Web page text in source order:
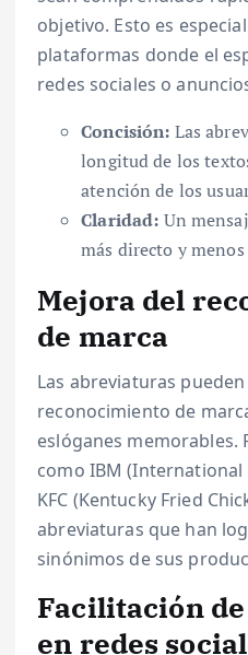
objetivo. Esto es
plataformas donde el
redes sociales o
Concisión: Las
longitud de los
atención de los
Claridad: Un
más directo y
Mejora del
de marca
Las abreviaturas
reconocimiento de
eslóganes memorables.
como IBM (International
KFC (Kentucky Fried
abreviaturas que han
sinónimos de sus
Facilitación
en redes